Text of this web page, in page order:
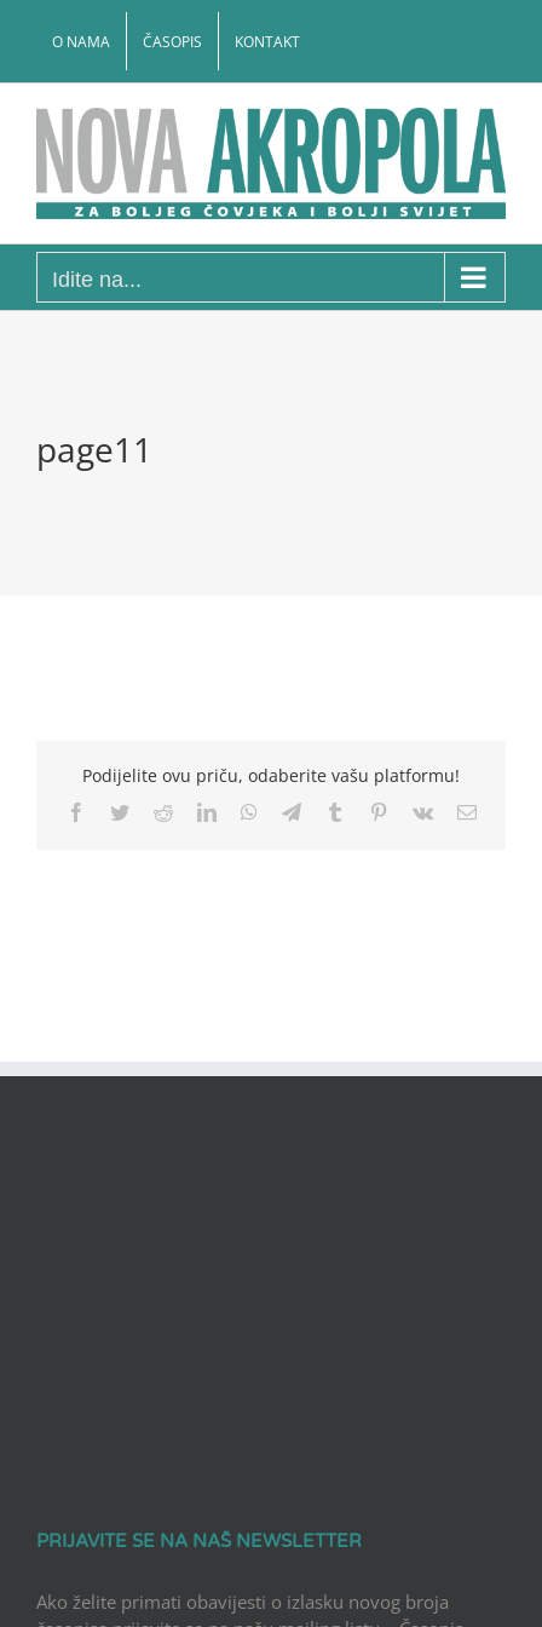
O NAMA ČASOPIS KONTAKT
Idite na...
page11
Podijelite ovu priču, odaberite vašu platformu!
Facebook
TwitterRedditLinkedInWhatsApp
TelegramTumblr Pinterest
Vk Email
PRIJAVITE SE NA NAŠ NEWSLETTER
Ako želite primati obavijesti o izlasku novog broja